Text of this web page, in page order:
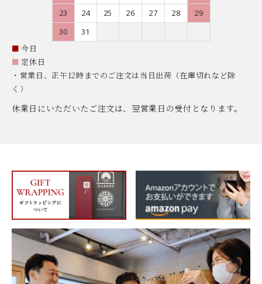
23
24 25 26 27 28
29
30
31
■ 今日
■ 定休日
・営業日、正午12時までのご注文は当日出荷（在庫切れなど除
く）
休業日にいただいたご注文は、翌営業日の受付となります。